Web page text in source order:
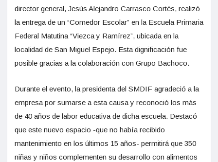
director general, Jesús Alejandro Carrasco Cortés, realizó
la entrega de un “Comedor Escolar” en la Escuela Primaria
Federal Matutina “Viezca y Ramírez”, ubicada en la
localidad de San Miguel Espejo. Esta dignificación fue
posible gracias a la colaboración con Grupo Bachoco.
Durante el evento, la presidenta del SMDIF agradeció a la
empresa por sumarse a esta causa y reconoció los más
de 40 años de labor educativa de dicha escuela. Destacó
que este nuevo espacio -que no había recibido
mantenimiento en los últimos 15 años- permitirá que 350
niñas y niños complementen su desarrollo con alimentos